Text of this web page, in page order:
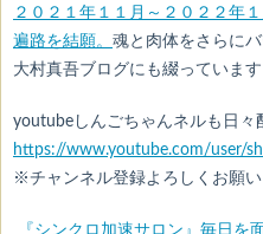
２０２１年１１月～２０２２年
遍路を結願。 魂と肉体をさらに
大村真吾ブログにも綴っていま
youtubeしんごちゃんネルも日々
https://www.youtube.com/user/
※チャンネル登録よろしくお願い
『シンクロ加速サロン』毎日を